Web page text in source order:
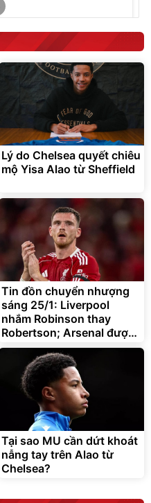
Máy rửa xe cầm tay xịt rửa
cao áp có tạo bọt tuyết
399.000đ
Đã bán nhiều
Xe đạp điện trợ lực G-
Force C14 gấp gọn bỏ cốp
tiện lợi
9.900.000đ
7.092.000đ
Đang xem nhiều
G-FORCE VIETNA
Lý do Chelsea quyết chiêu
mộ Yisa Alao từ Sheffield
Tin đồn chuyển nhượng
sáng 25/1: Liverpool
nhắm Robinson thay
Robertson; Arsenal được
báo giá vụ Alvarez
Tại sao MU cần dứt khoát
nẫng tay trên Alao từ
Chelsea?